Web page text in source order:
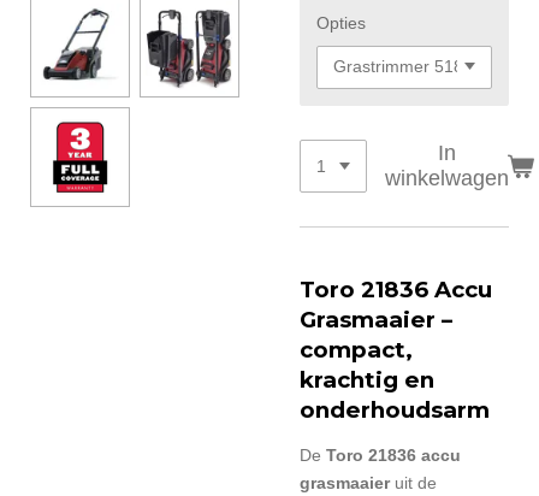
Opties
In
winkelwagen
Toro 21836 Accu
Grasmaaier –
compact,
krachtig en
onderhoudsarm
De Toro 21836 accu
grasmaaieruit de